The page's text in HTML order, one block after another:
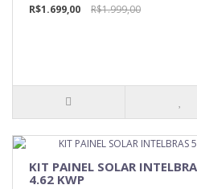
R$1.699,00
R$1.999,00
KIT PAINEL SOLAR
4.62 KWP